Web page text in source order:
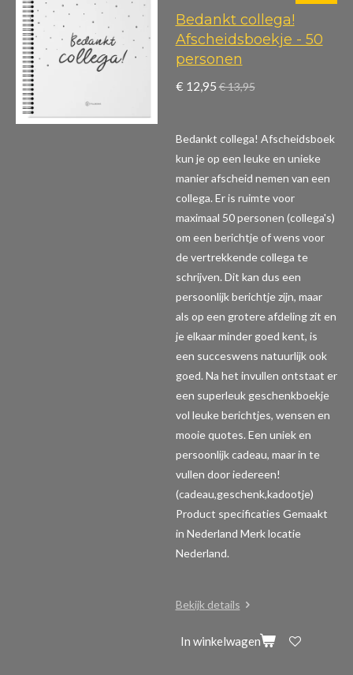
Bedankt collega!
Afscheidsboekje - 50
personen
€ 12,95 € 13,95
Bedankt collega! Afscheidsboek
kun je op een leuke en unieke
manier afscheid nemen van een
collega. Er is ruimte voor
maximaal 50 personen (collega's)
om een berichtje of wens voor
de vertrekkende collega te
schrijven. Dit kan dus een
persoonlijk berichtje zijn, maar
als op een grotere afdeling zit en
je elkaar minder goed kent, is
een succeswens natuurlijk ook
goed. Na het invullen ontstaat er
een superleuk geschenkboekje
vol leuke berichtjes, wensen en
mooie quotes. Een uniek en
persoonlijk cadeau, maar in te
vullen door iedereen!
(cadeau,geschenk,kadootje)
Product specificaties Gemaakt
in Nederland Merk locatie
Nederland.
Bekijk details
In winkelwagen